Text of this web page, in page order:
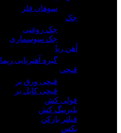
سوهان فلز
جک
جک روغنی
جک سوسماری
آهن ربا
گیره آهنربایی ریما
قیچی
قیچی ورق بر
قیچی کابل بر
فولی کش
بلبرینگ کش
فیلتر بازکن
بکس